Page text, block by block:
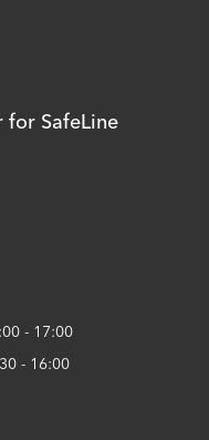
for SafeLine
- 17:00
- 16:00